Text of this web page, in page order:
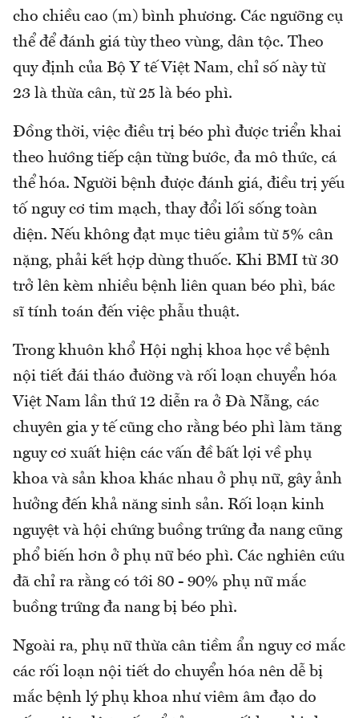
cho chiều cao (m) bình phương. Các ngưỡng cụ
thể để đánh giá tùy theo vùng, dân tộc. Theo
quy định của Bộ Y tế Việt Nam, chỉ số này từ
23 là thừa cân, từ 25 là béo phì.
Đồng thời, việc điều trị béo phì được triển khai
theo hướng tiếp cận từng bước, đa mô thức, cá
thể hóa. Người bệnh được đánh giá, điều trị yếu
tố nguy cơ tim mạch, thay đổi lối sống toàn
diện. Nếu không đạt mục tiêu giảm từ 5% cân
nặng, phải kết hợp dùng thuốc. Khi BMI từ 30
trở lên kèm nhiều bệnh liên quan béo phì, bác
sĩ tính toán đến việc phẫu thuật.
Trong khuôn khổ Hội nghị khoa học về bệnh
nội tiết đái tháo đường và rối loạn chuyển hóa
Việt Nam lần thứ 12 diễn ra ở Đà Nẵng, các
chuyên gia y tế cũng cho rằng béo phì làm tăng
nguy cơ xuất hiện các vấn đề bất lợi về phụ
khoa và sản khoa khác nhau ở phụ nữ, gây ảnh
hưởng đến khả năng sinh sản. Rối loạn kinh
nguyệt và hội chứng buồng trứng đa nang cũng
phổ biến hơn ở phụ nữ béo phì. Các nghiên cứu
đã chỉ ra rằng có tới 80 - 90% phụ nữ mắc
buồng trứng đa nang bị béo phì.
Ngoài ra, phụ nữ thừa cân tiềm ẩn nguy cơ mắc
các rối loạn nội tiết do chuyển hóa nên dễ bị
mắc bệnh lý phụ khoa như viêm âm đạo do